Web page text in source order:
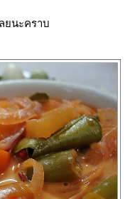
ยนะคราบ